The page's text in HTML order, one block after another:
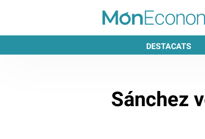
DESTACATS
Sánchez